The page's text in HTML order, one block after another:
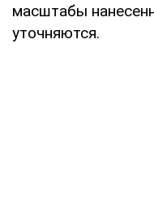
масштабы
уточняются.